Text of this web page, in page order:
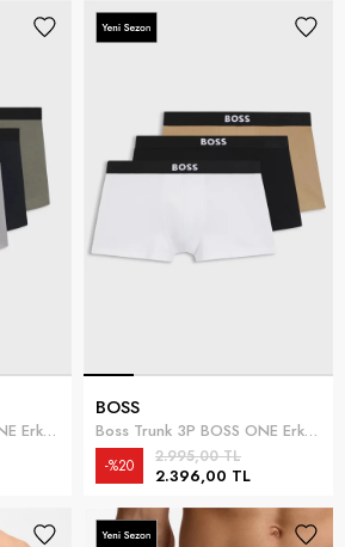
Boss Trunk 3P BOSS ONE Erkek 3lü Boxer Çok Renkli
BOSS
Boss Trunk 3P BOSS ONE Erkek 3lü Boxer Çok Renkli
2.396,00 TL
2.995,00 TL
%20